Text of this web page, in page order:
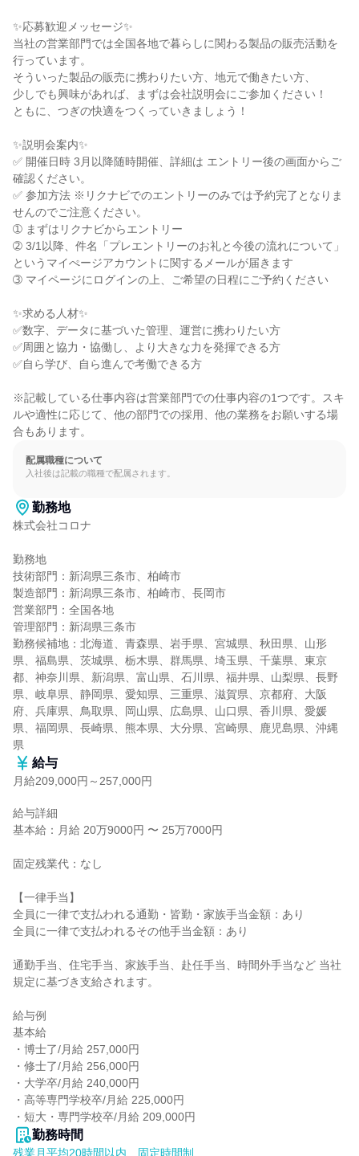
✨応募歓迎メッセージ✨
当社の営業部門では全国各地で暮らしに関わる製品の販売活動を
行っています。
そういった製品の販売に携わりたい方、地元で働きたい方、
少しでも興味があれば、まずは会社説明会にご参加ください！
ともに、つぎの快適をつくっていきましょう！
✨説明会案内✨
✅ 開催日時 3月以降随時開催、詳細は エントリー後の画面からご
確認ください。
✅ 参加方法 ※リクナビでのエントリーのみでは予約完了となりま
せんのでご注意ください。
➀ まずはリクナビからエントリー
➁ 3/1以降、件名「プレエントリーのお礼と今後の流れについて」
というマイぺージアカウントに関するメールが届きます
➂ マイページにログインの上、ご希望の日程にご予約ください
✨求める人材✨
✅数字、データに基づいた管理、運営に携わりたい方
✅周囲と協力・協働し、より大きな力を発揮できる方
✅自ら学び、自ら進んで考働できる方
※記載している仕事内容は営業部門での仕事内容の1つです。スキ
ルや適性に応じて、他の部門での採用、他の業務をお願いする場
合もあります。
配属職種について
入社後は記載の職種で配属されます。
勤務地
株式会社コロナ
勤務地
技術部門：新潟県三条市、柏崎市
製造部門：新潟県三条市、柏崎市、長岡市
営業部門：全国各地
管理部門：新潟県三条市
勤務候補地：北海道、青森県、岩手県、宮城県、秋田県、山形
県、福島県、茨城県、栃木県、群馬県、埼玉県、千葉県、東京
都、神奈川県、新潟県、富山県、石川県、福井県、山梨県、長野
県、岐阜県、静岡県、愛知県、三重県、滋賀県、京都府、大阪
府、兵庫県、鳥取県、岡山県、広島県、山口県、香川県、愛媛
県、福岡県、長崎県、熊本県、大分県、宮崎県、鹿児島県、沖縄
県
給与
月給209,000円～257,000円
給与詳細
基本給：月給 20万9000円 〜 25万7000円
固定残業代：なし
【一律手当】
全員に一律で支払われる通勤・皆勤・家族手当金額：あり
全員に一律で支払われるその他手当金額：あり
通勤手当、住宅手当、家族手当、赴任手当、時間外手当など 当社
規定に基づき支給されます。
給与例
基本給
・博士了/月給 257,000円
・修士了/月給 256,000円
・大学卒/月給 240,000円
・高等専門学校卒/月給 225,000円
・短大・専門学校卒/月給 209,000円
勤務時間
残業月平均20時間以内、固定時間制